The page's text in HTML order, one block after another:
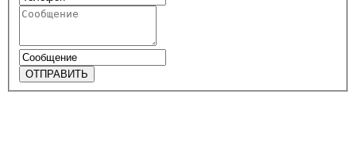
ОТПРАВИТЬ